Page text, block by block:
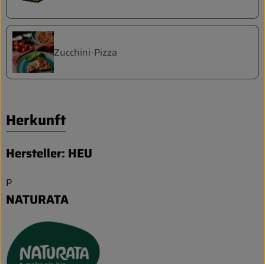
Zucchini-Pizza
Herkunft
Hersteller: HEU
P
NATURATA